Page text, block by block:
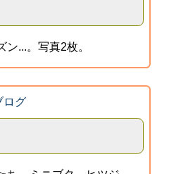
...。写真2枚。
ログ